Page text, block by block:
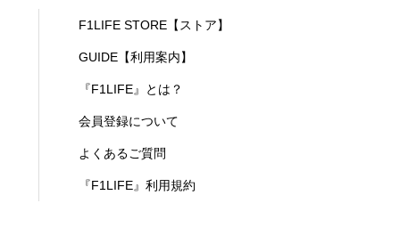
F1LIFE STORE【ストア】
GUIDE【利用案内】
『F1LIFE』とは？
会員登録について
よくあるご質問
『F1LIFE』利用規約